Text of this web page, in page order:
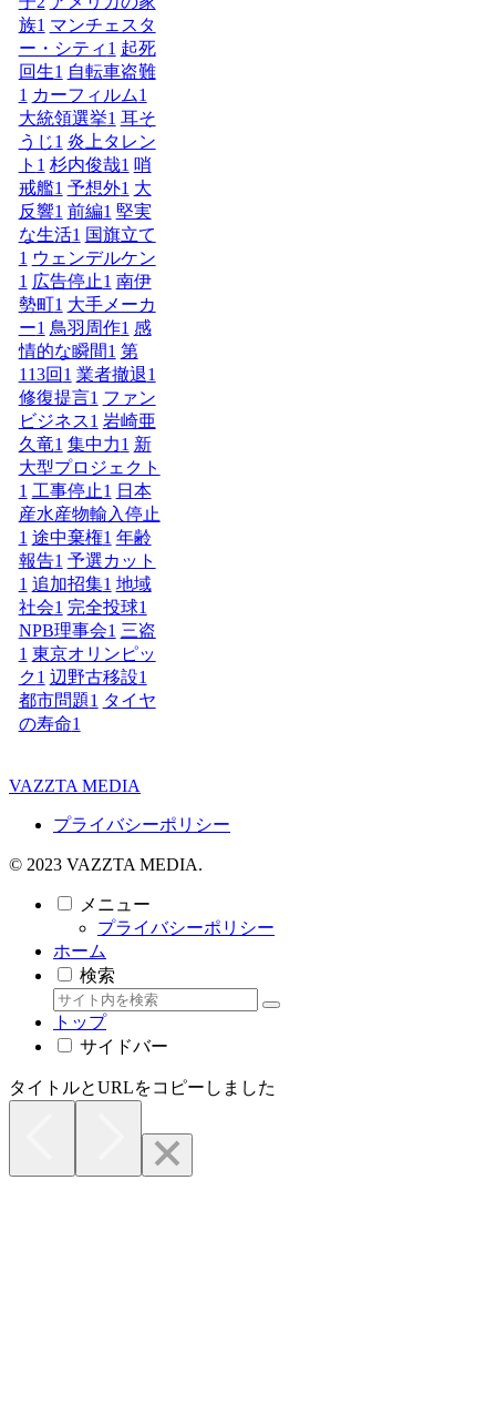
族1 マンチェスタ
ー・シティ 1 起死
回生1 自転車盗難
1 カーフィルム1
大統領選挙1 耳そ
うじ1 炎上タレン
ト 1 杉内俊哉1 哨
戒艦1 予想外1 大
反響1 前編1 堅実
な生活1 国旗立て
1 ウェンデルケン
1 広告停止1 南伊
勢町1 大手メーカ
ー1 鳥羽周作1 感
情的な瞬間1 第
113回 1 業者撤退1
修復提言1 ファン
ビジネス1 岩崎亜
久竜1 集中力1 新
大型プロジェクト
1 工事停止1 日本
産水産物輸入停止
1 途中棄権1 年齢
報告1 予選カット
1 追加招集1 地域
社会1 完全投球1
NPB理事会1 三盗
1 東京オリンピッ
ク1 辺野古移設1
都市問題1 タイヤ
の寿命1
VAZZTA MEDIA
プライバシーポリシー
© 2023 VAZZTA MEDIA.
メニュー
プライバシーポリシー
ホーム
検索
トップ
サイドバー
タイトルとURLをコピーしました